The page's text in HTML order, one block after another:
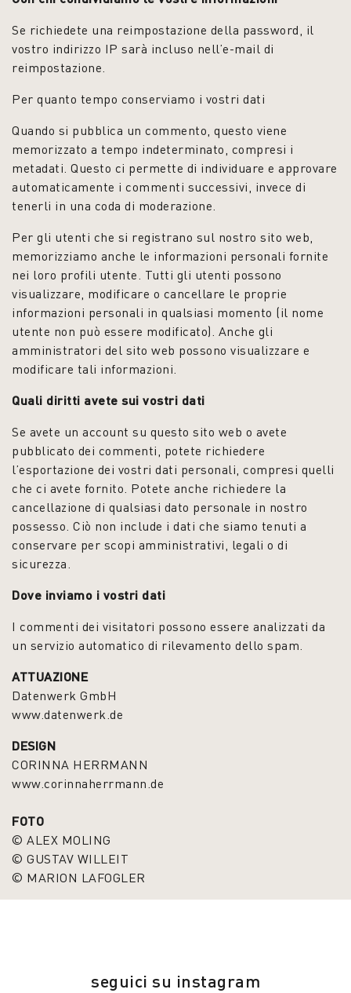
Se richiedete una reimpostazione della password, il
vostro indirizzo IP sarà incluso nell’e-mail di
reimpostazione.
Per quanto tempo conserviamo i vostri dati
Quando si pubblica un commento, questo viene
memorizzato a tempo indeterminato, compresi i
metadati. Questo ci permette di individuare e approvare
automaticamente i commenti successivi, invece di
tenerli in una coda di moderazione.
Per gli utenti che si registrano sul nostro sito web,
memorizziamo anche le informazioni personali fornite
nei loro profili utente. Tutti gli utenti possono
visualizzare, modificare o cancellare le proprie
informazioni personali in qualsiasi momento (il nome
utente non può essere modificato). Anche gli
amministratori del sito web possono visualizzare e
modificare tali informazioni.
Quali diritti avete sui vostri dati
Se avete un account su questo sito web o avete
pubblicato dei commenti, potete richiedere
l’esportazione dei vostri dati personali, compresi quelli
che ci avete fornito. Potete anche richiedere la
cancellazione di qualsiasi dato personale in nostro
possesso. Ciò non include i dati che siamo tenuti a
conservare per scopi amministrativi, legali o di
sicurezza.
Dove inviamo i vostri dati
I commenti dei visitatori possono essere analizzati da
un servizio automatico di rilevamento dello spam.
ATTUAZIONE
Datenwerk GmbH
www.datenwerk.de
DESIGN
CORINNA HERRMANN
www.corinnaherrmann.de
FOTO
© ALEX MOLING
© GUSTAV WILLEIT
© MARION LAFOGLER
seguici su instagram